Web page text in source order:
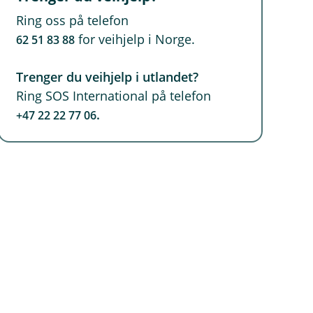
Ring oss på telefon
62 51 83 88 for veihjelp i Norge.
Trenger du veihjelp i utlandet?
Ring SOS International på telefon
+47 22 22 77 06.